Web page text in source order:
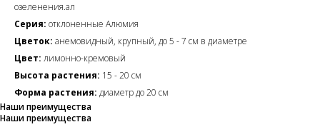
озеленения.ал
Серия: отклоненные Алюмия
Цветок: анемовидный, крупный, до 5 - 7 см в диаметре
Цвет: лимонно-кремовый
Высота растения: 15 - 20 см
Форма растения: диаметр до 20 см
Наши преимущества
Наши преимущества